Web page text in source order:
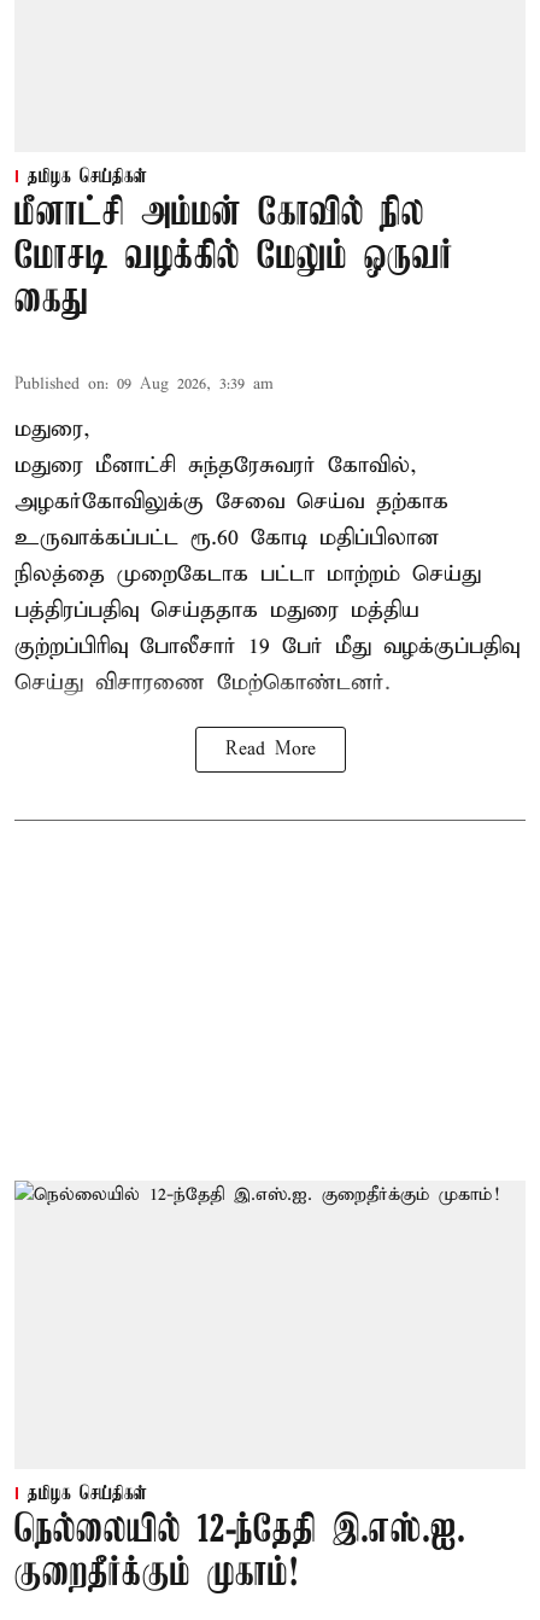
தமிழக செய்திகள்
மீனாட்சி அம்மன் கோவில் நில
மோசடி வழக்கில் மேலும் ஒருவர்
கைது
Published on: 09 Aug 2026, 3:39 am
மதுரை,
மதுரை மீனாட்சி சுந்தரேசுவரர் கோவில்,
அழகர்கோவிலுக்கு சேவை செய்வ தற்காக
உருவாக்கப்பட்ட ரூ.60 கோடி மதிப்பிலான
நிலத்தை முறைகேடாக பட்டா மாற்றம் செய்து
பத்திரப்பதிவு செய்ததாக மதுரை மத்திய
குற்றப்பிரிவு போலீசார் 19 பேர் மீது வழக்குப்பதிவு
செய்து விசாரணை மேற்கொண்டனர்.
Read More
தமிழக செய்திகள்
நெல்லையில் 12-ந்தேதி இ.எஸ்.ஐ.
குறைதீர்க்கும் முகாம்!